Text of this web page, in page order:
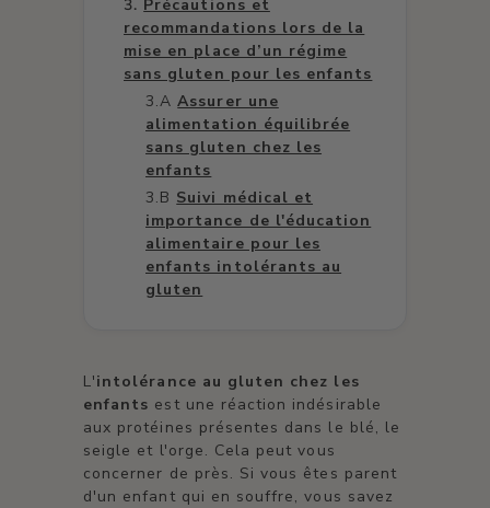
Précautions et
recommandations lors de la
mise en place d’un régime
sans gluten pour les enfants
Assurer une
alimentation équilibrée
sans gluten chez les
enfants
Suivi médical et
importance de l'éducation
alimentaire pour les
enfants intolérants au
gluten
L'intolérance au gluten chez les
enfants est une réaction indésirable
aux protéines présentes dans le blé, le
seigle et l'orge. Cela peut vous
concerner de près. Si vous êtes parent
d'un enfant qui en souffre, vous savez